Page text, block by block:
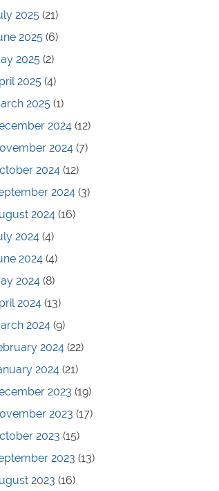
2025 (21)
2025 (6)
2025 (2)
2025 (4)
2025 (1)
2024 (12)
2024 (7)
2024 (12)
2024 (3)
2024 (16)
2024 (4)
2024 (4)
2024 (8)
2024 (13)
2024 (9)
2024 (22)
2024 (21)
2023 (19)
2023 (17)
2023 (15)
2023 (13)
2023 (16)